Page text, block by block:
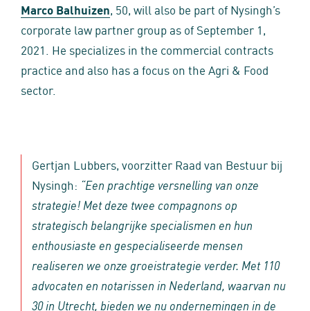
Marco Balhuizen, 50, will also be part of Nysingh’s
corporate law partner group as of September 1,
2021. He specializes in the commercial contracts
practice and also has a focus on the Agri & Food
sector.
Gertjan Lubbers, voorzitter Raad van Bestuur bij
Nysingh: “Een prachtige versnelling van onze
strategie! Met deze twee compagnons op
strategisch belangrijke specialismen en hun
enthousiaste en gespecialiseerde mensen
realiseren we onze groeistrategie verder. Met 110
advocaten en notarissen in Nederland, waarvan nu
30 in Utrecht, bieden we nu ondernemingen in de